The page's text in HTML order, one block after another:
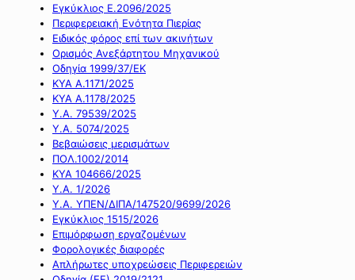
Εγκύκλιος Ε.2096/2025
Περιφερειακή Ενότητα Πιερίας
Ειδικός φόρος επί των ακινήτων
Ορισμός Ανεξάρτητου Μηχανικού
Οδηγία 1999/37/ΕΚ
ΚΥΑ Α.1171/2025
ΚΥΑ Α.1178/2025
Υ.Α. 79539/2025
Υ.Α. 5074/2025
Βεβαιώσεις μερισμάτων
ΠΟΛ.1002/2014
ΚΥΑ 104666/2025
Υ.Α. 1/2026
Υ.Α. ΥΠΕΝ/ΔΙΠΑ/147520/9699/2026
Εγκύκλιος 1515/2026
Επιμόρφωση εργαζομένων
Φορολογικές διαφορές
Απλήρωτες υποχρεώσεις Περιφερειών